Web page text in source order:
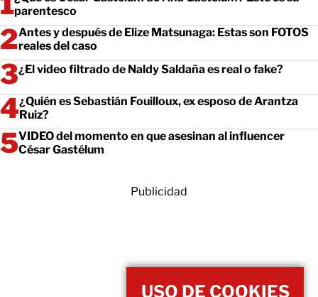
parentesco
Antes y después de Elize Matsunaga: Estas son FOTOS
reales del caso
¿El video filtrado de Naldy Saldaña es real o fake?
¿Quién es Sebastián Fouilloux, ex esposo de Arantza
Ruiz?
VIDEO del momento en que asesinan al influencer
César Gastélum
Publicidad
USO DE COOKIES